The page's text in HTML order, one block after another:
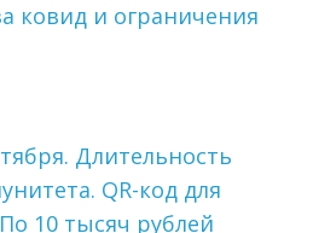
ковид и ограничения
Длительность
QR-код для
10 тысяч рублей